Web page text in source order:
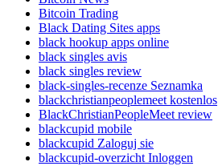
Bitcoin Trading
Black Dating Sites apps
black hookup apps online
black singles avis
black singles review
black-singles-recenze Seznamka
blackchristianpeoplemeet kostenlos
BlackChristianPeopleMeet review
blackcupid mobile
blackcupid Zaloguj sie
blackcupid-overzicht Inloggen